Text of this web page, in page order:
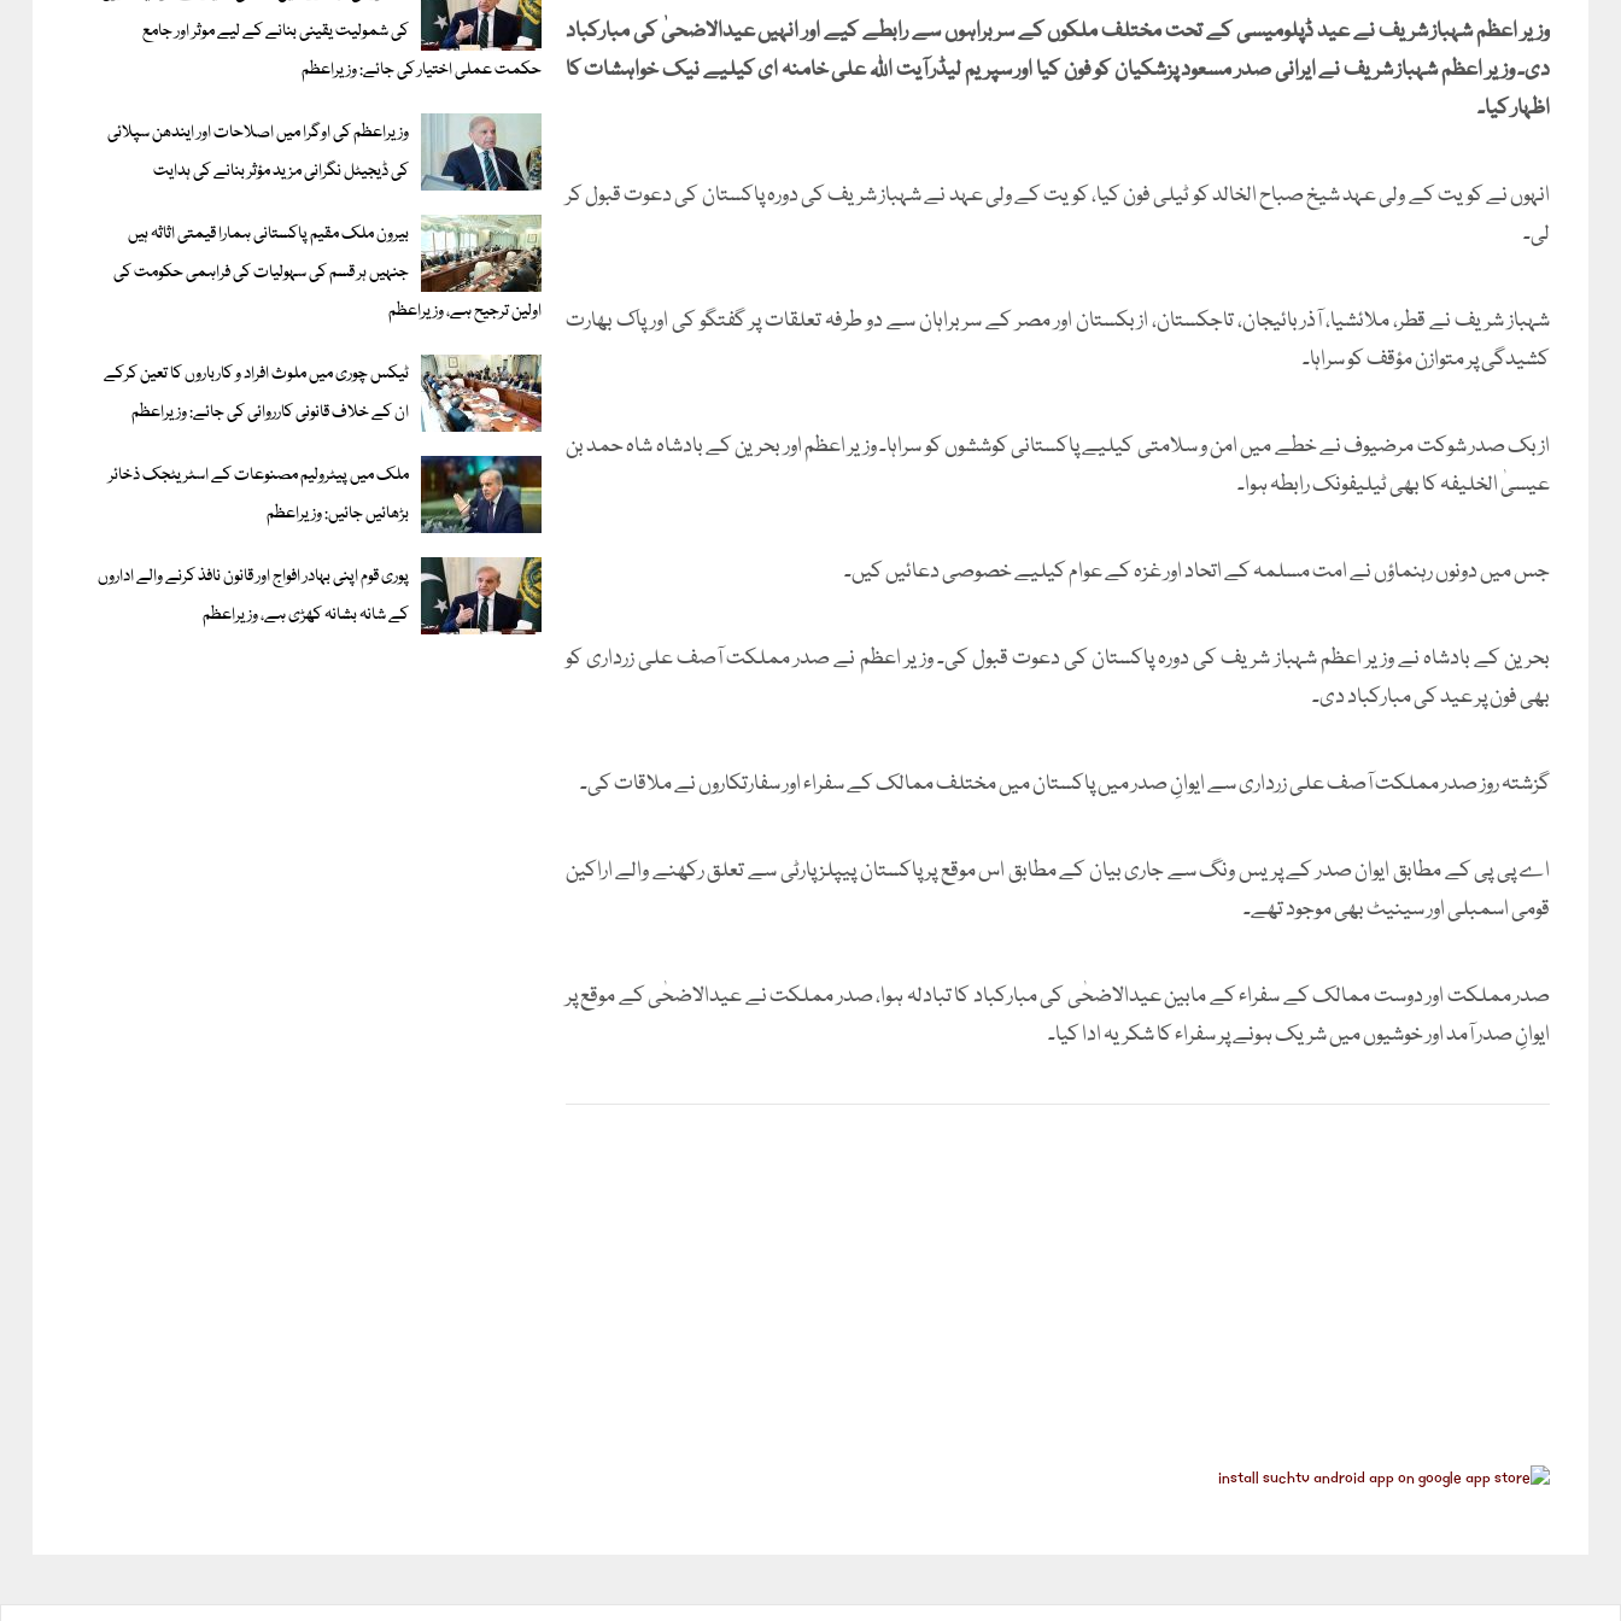
وزیر اعظم شہباز شریف نے عید ڈپلومیسی کے تحت مختلف ملکوں کے سربراہوں سے رابطے کیے اور انہیں عیدالاضحیٰ کی مبارکباد
دی۔ وزیر اعظم شہباز شریف نے ایرانی صدر مسعود پزشکیان کو فون کیا اور سپریم لیڈر آیت اللہ علی خامنہ ای کیلیے نیک خواہشات کا
اظہار کیا۔
انہوں نے کویت کے ولی عہد شیخ صباح الخالد کو ٹیلی فون کیا، کویت کے ولی عہد نے شہباز شریف کی دورہ پاکستان کی دعوت قبول کر
لی۔
شہباز شریف نے قطر، ملائشیا، آذربائیجان، تاجکستان، ازبکستان اور مصر کے سربراہان سے دو طرفہ تعلقات پر گفتگو کی اور پاک بھارت
کشیدگی پر متوازن مؤقف کو سراہا۔
ازبک صدر شوکت مرضیوف نے خطے میں امن و سلامتی کیلیے پاکستانی کوششوں کو سراہا۔ وزیر اعظم اور بحرین کے بادشاہ شاہ حمد بن
عیسیٰ الخلیفہ کا بھی ٹیلیفونک رابطہ ہوا۔
جس میں دونوں رہنماؤں نے امت مسلمہ کے اتحاد اور غزہ کے عوام کیلیے خصوصی دعائیں کیں۔
بحرین کے بادشاہ نے وزیر اعظم شہباز شریف کی دورہ پاکستان کی دعوت قبول کی۔ وزیر اعظم نے صدر مملکت آصف علی زرداری کو
بھی فون پر عید کی مبارکباد دی۔
گزشتہ روز صدر مملکت آصف علی زرداری سے ایوانِ صدر میں پاکستان میں مختلف ممالک کے سفراء اور سفارتکاروں نے ملاقات کی۔
اے پی پی کے مطابق ایوان صدر کے پریس ونگ سے جاری بیان کے مطابق اس موقع پر پاکستان پیپلز پارٹی سے تعلق رکھنے والے اراکین
قومی اسمبلی اور سینیٹ بھی موجود تھے۔
صدر مملکت اور دوست ممالک کے سفراء کے مابین عیدالاضحٰی کی مبارکباد کا تبادلہ ہوا، صدر مملکت نے عیدالاضحٰی کے موقع پر
ایوانِ صدر آمد اور خوشیوں میں شریک ہونے پر سفراء کا شکریہ ادا کیا۔
کی شمولیت یقینی بنانے کے لیے موثر اور جامع
حکمت عملی اختیار کی جائے: وزیراعظم
وزیراعظم کی اوگرا میں اصلاحات اور ایندھن سپلائی
کی ڈیجیٹل نگرانی مزید مؤثر بنانے کی ہدایت
بیرون ملک مقیم پاکستانی ہمارا قیمتی اثاثہ ہیں
جنہیں ہر قسم کی سہولیات کی فراہمی حکومت کی
اولین ترجیح ہے، وزیراعظم
ٹیکس چوری میں ملوث افراد و کارباروں کا تعین کرکے
ان کے خلاف قانونی کارروائی کی جائے: وزیراعظم
ملک میں پیٹرولیم مصنوعات کے اسٹریٹجک ذخائر
بڑھائیں جائیں: وزیراعظم
پوری قوم اپنی بہادر افواج اور قانون نافذ کرنے والے اداروں
کے شانہ بشانہ کھڑی ہے، وزیراعظم